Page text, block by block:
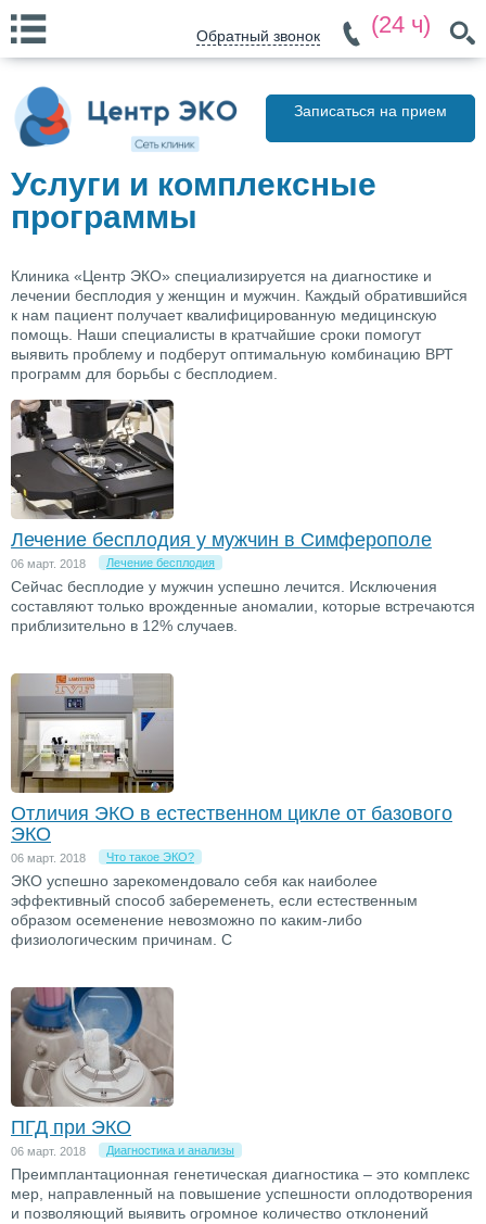
Записаться на прием
Обратный звонок (24 ч)
Услуги и комплексные
программы
Клиника «Центр ЭКО» специализируется на диагностике и
лечении бесплодия у женщин и мужчин. Каждый обратившийся
к нам пациент получает квалифицированную медицинскую
помощь. Наши специалисты в кратчайшие сроки помогут
выявить проблему и подберут оптимальную комбинацию ВРТ
программ для борьбы с бесплодием.
Лечение бесплодия у мужчин в Симферополе
06 март. 2018 Лечение бесплодия
Сейчас бесплодие у мужчин успешно лечится. Исключения
составляют только врожденные аномалии, которые встречаются
приблизительно в 12% случаев.
Отличия ЭКО в естественном цикле от базового
ЭКО
06 март. 2018 Что такое ЭКО?
ЭКО успешно зарекомендовало себя как наиболее
эффективный способ забеременеть, если естественным
образом осеменение невозможно по каким-либо
физиологическим причинам. С
ПГД при ЭКО
06 март. 2018 Диагностика и анализы
Преимплантационная генетическая диагностика – это комплекс
мер, направленный на повышение успешности оплодотворения
и позволяющий выявить огромное количество отклонений